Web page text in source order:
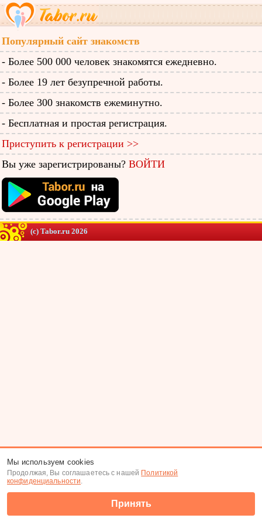
Популярный сайт знакомств
- Более 500 000 человек знакомятся ежедневно.
- Более 19 лет безупречной работы.
- Более 300 знакомств ежеминутно.
- Бесплатная и простая регистрация.
Приступить к регистрации >>
Вы уже зарегистрированы? ВОЙТИ
(c) Tabor.ru 2026
Мы используем cookies
Продолжая, Вы соглашаетесь с нашей Политикой
конфиденциальности.
Принять